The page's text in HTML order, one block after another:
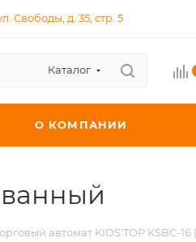
Свободы, д. 35, стр. 5
Каталог
О КОМПАНИИ
автомат KIDS'TOP KSBC-